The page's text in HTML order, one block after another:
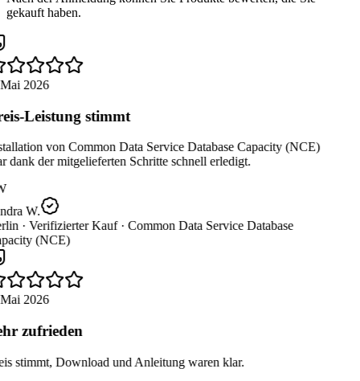
gekauft haben.
2026
Leistung stimmt
von Common Data Service Database Capacity (NCE)
dank der mitgelieferten Schritte schnell erledigt.
W.
· Verifizierter Kauf · Common Data Service Database
(NCE)
2026
zufrieden
stimmt, Download und Anleitung waren klar.